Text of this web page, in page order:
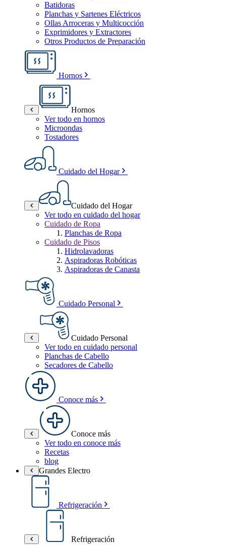
Batidoras
Planchas y Sartenes Eléctricos
Ollas Arroceras y Multicocción
Exprimidores y Extractores
Otros Productos de Preparación
Hornos
Hornos
Ver todo en hornos
Microondas
Tostadores
Cuidado del Hogar
Cuidado del Hogar
Ver todo en cuidado del hogar
Cuidado de Ropa
Planchas de Ropa
Cuidado de Pisos
Hidrolavadoras
Aspiradoras Robóticas
Aspiradoras de Canasta
Cuidado Personal
Cuidado Personal
Ver todo en cuidado personal
Planchas de Cabello
Secadores de Cabello
Conoce más
Conoce más
Ver todo en conoce más
Recetas
blog
Grandes Electro
Refrigeración
Refrigeración